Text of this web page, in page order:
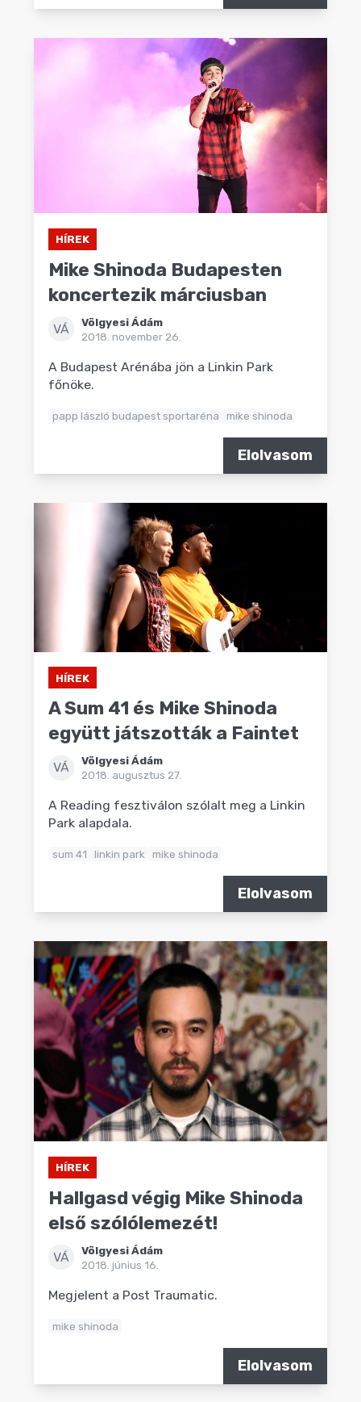
HÍREK
Mike Shinoda Budapesten
koncertezik márciusban
VÁ
Völgyesi Ádám
2018. november 26.
A Budapest Arénába jön a Linkin Park
főnöke.
papp lászló budapest sportaréna mike shinoda
Elolvasom
HÍREK
A Sum 41 és Mike Shinoda
együtt játszották a Faintet
VÁ
Völgyesi Ádám
2018. augusztus 27.
A Reading fesztiválon szólalt meg a Linkin
Park alapdala.
sum 41 linkin park mike shinoda
Elolvasom
HÍREK
Hallgasd végig Mike Shinoda
első szólólemezét!
VÁ
Völgyesi Ádám
2018. június 16.
Megjelent a Post Traumatic.
mike shinoda
Elolvasom